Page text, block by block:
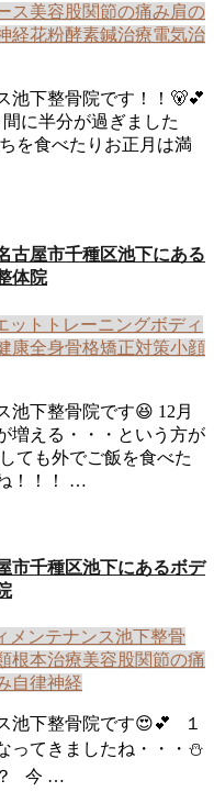
ス 美容 股関節の痛み肩の
経花粉酵素鍼治療電気治
池下整骨院です！！🐻💕
に半分が過ぎました
を食べたりお正月は満
屋市千種区池下にある
体院
ット トレーニングボディ
康全身骨格矯正対策小顔
池下整骨院です😆 12月
増える・・・という方が
ても外でご飯を食べた
！！！ …
千種区池下にあるボデ
メンテナンス池下整骨
根本治療美容 股関節の痛
自律神経
池下整骨院です😍💕 １
ってきましたね・・・⛄
？ 今 …